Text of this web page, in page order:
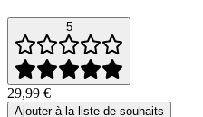
5
29,99 €
Ajouter à la liste de souhaits